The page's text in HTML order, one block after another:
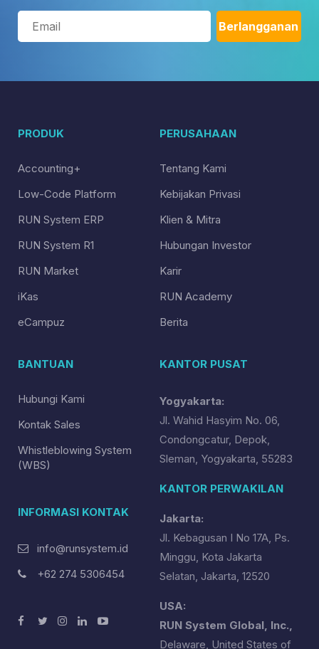
PRODUK
Accounting+
Low-Code Platform
RUN System ERP
RUN System R1
RUN Market
iKas
eCampuz
PERUSAHAAN
Tentang Kami
Kebijakan Privasi
Klien & Mitra
Hubungan Investor
Karir
RUN Academy
Berita
BANTUAN
Hubungi Kami
Kontak Sales
Whistleblowing System
(WBS)
INFORMASI KONTAK
info@runsystem.id
+62 274 5306454
KANTOR PUSAT
Yogyakarta:
Jl. Wahid Hasyim No. 06,
Condongcatur, Depok,
Sleman, Yogyakarta, 55283
KANTOR PERWAKILAN
Jakarta:
Jl. Kebagusan I No 17A, Ps.
Minggu, Kota Jakarta
Selatan, Jakarta, 12520
USA:
RUN System Global, Inc.,
Delaware, United States of